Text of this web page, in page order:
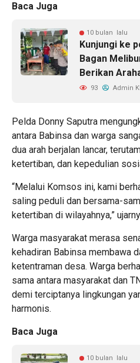
Baca Juga
10 bulan lalu
Kunjungi ke
Bagan
Berikan
93 Admin
Pelda Donny Saputra
antara Babinsa dan warga
dua arah berjalan lancar,
ketertiban, dan kepedulian
“Melalui Komsos ini, kami
saling peduli dan bersama-
ketertiban di wilayahnya,”
Warga masyarakat merasa
kehadiran Babinsa membawa
ketentraman desa. Warga
sama antara masyarakat dan
demi terciptanya lingkungan
harmonis.
Baca Juga
10 bulan lalu